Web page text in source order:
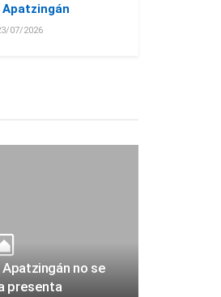
Apatzingán
07/2026
no se
presenta